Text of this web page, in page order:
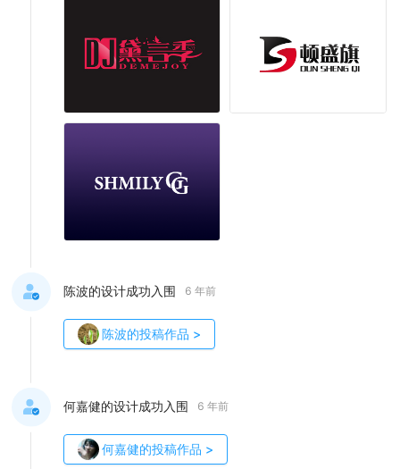
陈波的设计成功入围 6 年前
陈波的投稿作品 >
何嘉健的设计成功入围 6 年前
何嘉健的投稿作品 >